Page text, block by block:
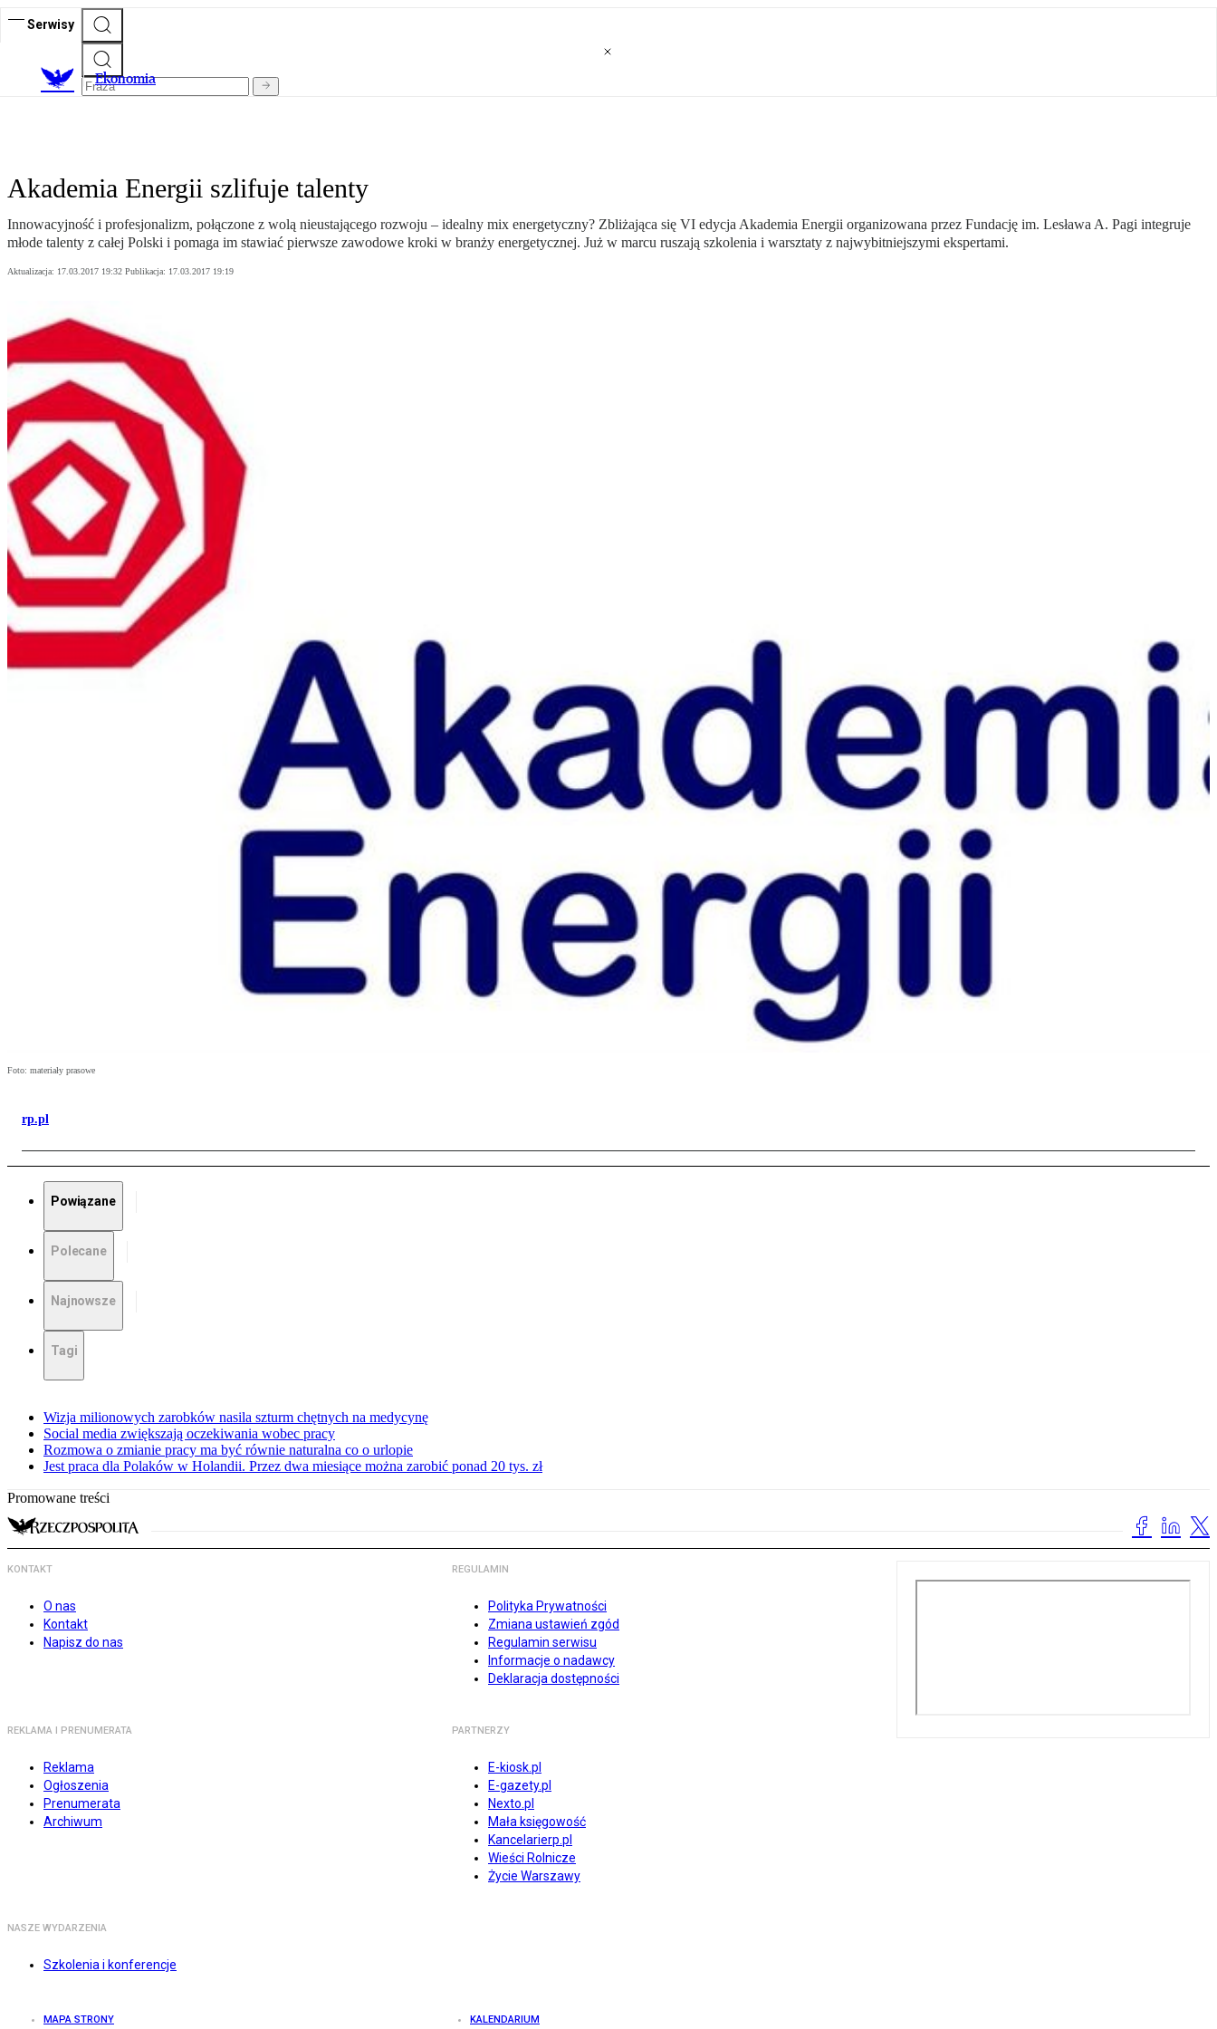
Serwisy
Ekonomia
Akademia Energii szlifuje talenty
Innowacyjność i profesjonalizm, połączone z wolą nieustającego rozwoju – idealny mix energetyczny? Zbliżająca się VI edycja Akademia Energii organizowana przez Fundację im. Lesława A. Pagi integruje
młode talenty z całej Polski i pomaga im stawiać pierwsze zawodowe kroki w branży energetycznej. Już w marcu ruszają szkolenia i warsztaty z najwybitniejszymi ekspertami.
Aktualizacja: 17.03.2017 19:32 Publikacja: 17.03.2017 19:19
Foto: materiały prasowe
rp.pl
Powiązane
Polecane
Najnowsze
Tagi
Wizja milionowych zarobków nasila szturm chętnych na medycynę
Social media zwiększają oczekiwania wobec pracy
Rozmowa o zmianie pracy ma być równie naturalna co o urlopie
Jest praca dla Polaków w Holandii. Przez dwa miesiące można zarobić ponad 20 tys. zł
Promowane treści
KONTAKT
O nas
Kontakt
Napisz do nas
REGULAMIN
Polityka Prywatności
Zmiana ustawień zgód
Regulamin serwisu
Informacje o nadawcy
Deklaracja dostępności
REKLAMA I PRENUMERATA
Reklama
Ogłoszenia
Prenumerata
Archiwum
PARTNERZY
E-kiosk.pl
E-gazety.pl
Nexto.pl
Mała księgowość
Kancelarierp.pl
Wieści Rolnicze
Życie Warszawy
NASZE WYDARZENIA
Szkolenia i konferencje
MAPA STRONY KALENDARIUM